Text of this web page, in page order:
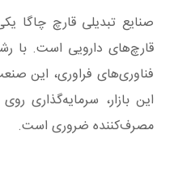
صنایع تبدیلی قارچ چاگا
قارچ‌های دارویی است. با
فناوری‌های فراوری، این
این بازار، سرمایه‌گذاری
مصرف‌کننده ضروری است.